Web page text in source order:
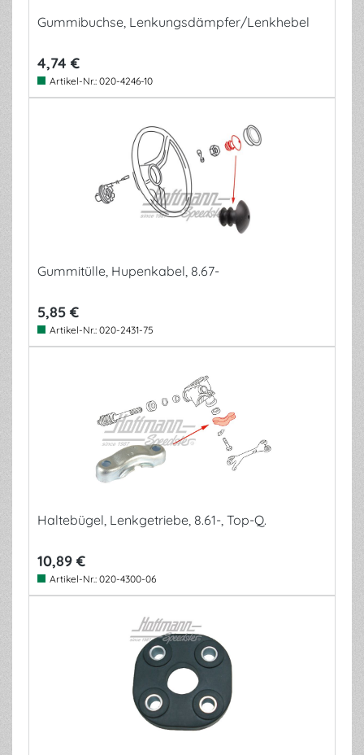
Gummibuchse, Lenkungsdämpfer/Lenkhebel
4,74 €
Artikel-Nr.: 020-4246-10
Gummitülle, Hupenkabel, 8.67-
5,85 €
Artikel-Nr.: 020-2431-75
Haltebügel, Lenkgetriebe, 8.61-, Top-Q.
10,89 €
Artikel-Nr.: 020-4300-06